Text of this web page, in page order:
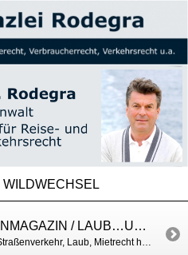
WILDWECHSEL
ARD – MORGENMAGAZIN / LAUB…UND ANDERE HERBSTTHEMEN
Thema: Herbst und Straßenverkehr, Laub, Mietrecht https://www.daserste.de/information/politik-weltgeschehen/morgenmagazin/videos/fn-moma_service_recht_herbstlich_0511nl_-100.html